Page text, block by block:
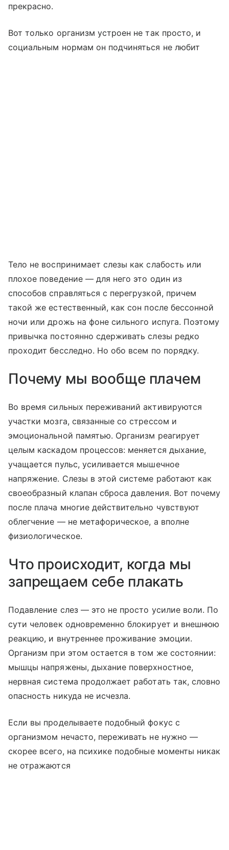
прекрасно.
Вот только организм устроен не так просто, и
социальным нормам он подчиняться не любит
Тело не воспринимает слезы как слабость или
плохое поведение — для него это один из
способов справляться с перегрузкой, причем
такой же естественный, как сон после бессонной
ночи или дрожь на фоне сильного испуга. Поэтому
привычка постоянно сдерживать слезы редко
проходит бесследно. Но обо всем по порядку.
Почему мы вообще плачем
Во время сильных переживаний активируются
участки мозга, связанные со стрессом и
эмоциональной памятью. Организм реагирует
целым каскадом процессов: меняется дыхание,
учащается пульс, усиливается мышечное
напряжение. Слезы в этой системе работают как
своеобразный клапан сброса давления. Вот почему
после плача многие действительно чувствуют
облегчение — не метафорическое, а вполне
физиологическое.
Что происходит, когда мы
запрещаем себе плакать
Подавление слез — это не просто усилие воли. По
сути человек одновременно блокирует и внешнюю
реакцию, и внутреннее проживание эмоции.
Организм при этом остается в том же состоянии:
мышцы напряжены, дыхание поверхностное,
нервная система продолжает работать так, словно
опасность никуда не исчезла.
Если вы проделываете подобный фокус с
организмом нечасто, переживать не нужно —
скорее всего, на психике подобные моменты никак
не отражаются